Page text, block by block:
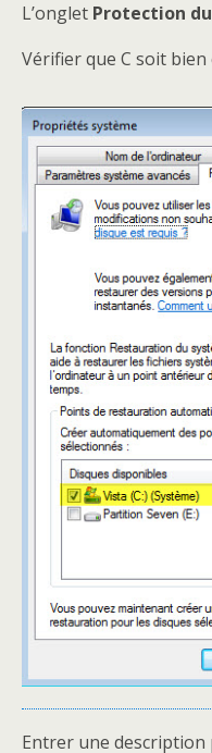
L’onglet Protection
Vérifier que C soit
Entrer une